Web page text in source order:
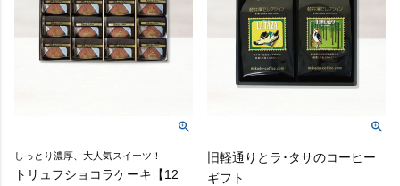
しっとり濃厚、大人気スイーツ！
トリュフショコラケーキ【12
旧軽通りとラ･タサのコーヒー
ギフト